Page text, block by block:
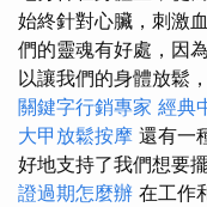
始終針對心臟，刺激
們的靈魂有好處，因
以讓我們的身體放鬆
關鍵字行銷專家 經典
大甲放鬆按摩 還有一
好地支持了我們想要
證過期怎麼辦 在工作